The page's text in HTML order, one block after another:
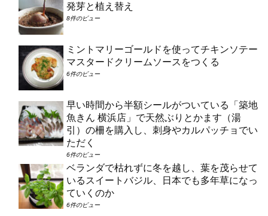
発芽と植え替え
8件のビュー
ミントマリーゴールドを使ってチキンソテー
マスタードクリームソースをつくる
6件のビュー
早い時間から半額シールがついている「築地
魚きん 横浜店」で天然ぶりとかます（湯
引）の柵を購入し、刺身やカルパッチョでい
ただく
6件のビュー
ベランダで枯れずに冬を越し、葉を茂らせて
いるスイートバジル、日本でも多年草になっ
ていくのか
6件のビュー